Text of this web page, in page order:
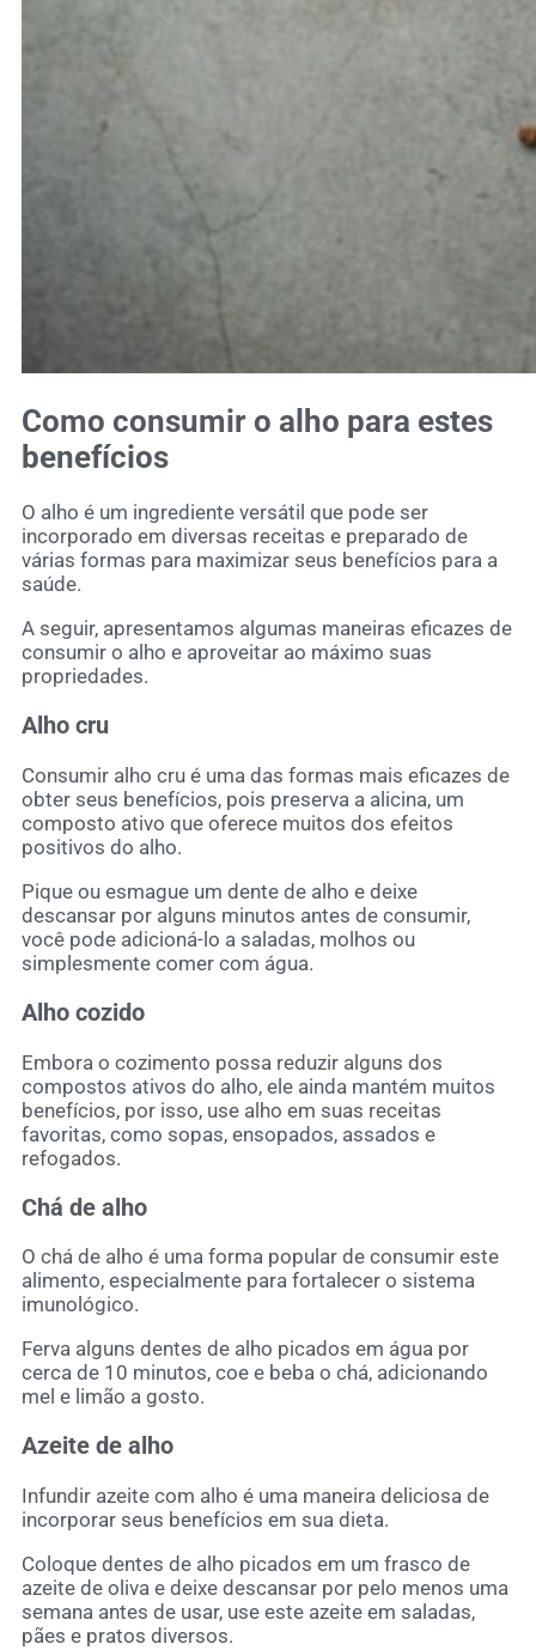
Como consumir o alho para estes
benefícios
O alho é um ingrediente versátil que pode ser
incorporado em diversas receitas e preparado de
várias formas para maximizar seus benefícios para a
saúde.
A seguir, apresentamos algumas maneiras eficazes de
consumir o alho e aproveitar ao máximo suas
propriedades.
Alho cru
Consumir alho cru é uma das formas mais eficazes de
obter seus benefícios, pois preserva a alicina, um
composto ativo que oferece muitos dos efeitos
positivos do alho.
Pique ou esmague um dente de alho e deixe
descansar por alguns minutos antes de consumir,
você pode adicioná-lo a saladas, molhos ou
simplesmente comer com água.
Alho cozido
Embora o cozimento possa reduzir alguns dos
compostos ativos do alho, ele ainda mantém muitos
benefícios, por isso, use alho em suas receitas
favoritas, como sopas, ensopados, assados e
refogados.
Chá de alho
O chá de alho é uma forma popular de consumir este
alimento, especialmente para fortalecer o sistema
imunológico.
Ferva alguns dentes de alho picados em água por
cerca de 10 minutos, coe e beba o chá, adicionando
mel e limão a gosto.
Azeite de alho
Infundir azeite com alho é uma maneira deliciosa de
incorporar seus benefícios em sua dieta.
Coloque dentes de alho picados em um frasco de
azeite de oliva e deixe descansar por pelo menos uma
semana antes de usar, use este azeite em saladas,
pães e pratos diversos.